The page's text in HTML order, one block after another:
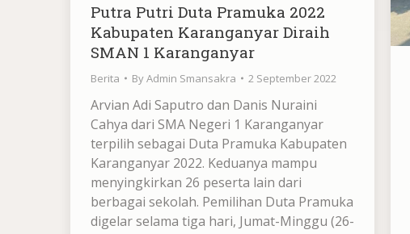
Putra Putri Duta Pramuka 2022
Kabupaten Karanganyar Diraih
SMAN 1 Karanganyar
Berita ByAdmin Smansakra 2 September 2022
Arvian Adi Saputro dan Danis Nuraini
Cahya dari SMA Negeri 1 Karanganyar
terpilih sebagai Duta Pramuka Kabupaten
Karanganyar 2022. Keduanya mampu
menyingkirkan 26 peserta lain dari
berbagai sekolah. Pemilihan Duta Pramuka
digelar selama tiga hari, Jumat-Minggu (26-